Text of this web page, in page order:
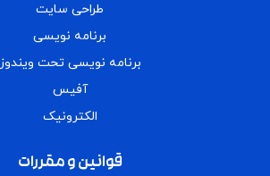
طراحی سایت
برنامه نویسی
برنامه نویسی تحت ویندوز
آفیس
الکترونیک
قوانین و مقررات